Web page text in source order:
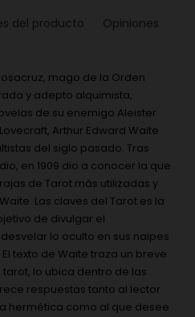
del producto Opiniones
mago de la Orden
y adepto alquimista,
de su enemigo Aleister
Arthur Edward Waite
del siglo pasado. Tras
en 1909 dio a conocer la que
de Tarot más utilizadas y
Las claves del Tarot es la
de divulgar el
lo oculto en sus naipes
texto de Waite traza un breve
lo ubica dentro de las
respuestas tanto al lector
hermética como al que desee